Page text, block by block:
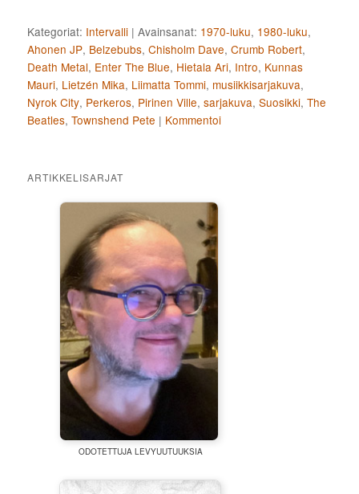
Kategoriat: Intervalli |Avainsanat: 1970-luku, 1980-luku,
Ahonen JP, Belzebubs,Chisholm Dave,Crumb Robert,
Death Metal, Enter The Blue, Hietala Ari, Intro, Kunnas
Mauri, Lietzén Mika, Liimatta Tommi, musiikkisarjakuva,
Nyrok City, Perkeros, Pirinen Ville,sarjakuva,Suosikki,The
Beatles,Townshend Pete | Kommentoi
ARTIKKELISARJAT
ODOTETTUJA LEVYUUTUUKSIA